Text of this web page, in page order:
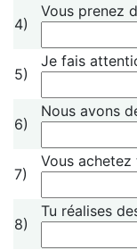
4)
Vous prenez
5)
Je fais
6)
Nous avons
7)
Vous
8)
Tu réalises